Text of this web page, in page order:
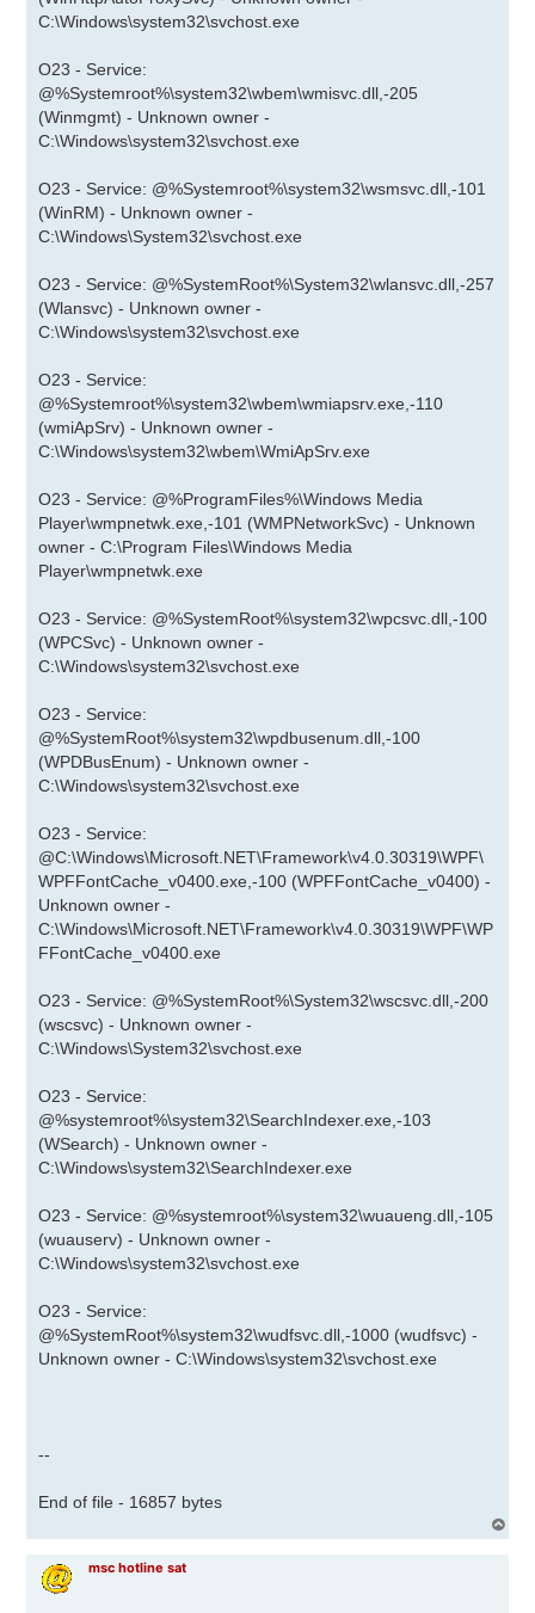
C:\Windows\system32\svchost.exe
O23 - Service:
@%Systemroot%\system32\wbem\wmisvc.dll,-205
(Winmgmt) - Unknown owner -
C:\Windows\system32\svchost.exe
O23 - Service: @%Systemroot%\system32\wsmsvc.dll,-101
(WinRM) - Unknown owner -
C:\Windows\System32\svchost.exe
O23 - Service: @%SystemRoot%\System32\wlansvc.dll,-257
(Wlansvc) - Unknown owner -
C:\Windows\system32\svchost.exe
O23 - Service:
@%Systemroot%\system32\wbem\wmiapsrv.exe,-110
(wmiApSrv) - Unknown owner -
C:\Windows\system32\wbem\WmiApSrv.exe
O23 - Service: @%ProgramFiles%\Windows Media
Player\wmpnetwk.exe,-101 (WMPNetworkSvc) - Unknown
owner - C:\Program Files\Windows Media
Player\wmpnetwk.exe
O23 - Service: @%SystemRoot%\system32\wpcsvc.dll,-100
(WPCSvc) - Unknown owner -
C:\Windows\system32\svchost.exe
O23 - Service:
@%SystemRoot%\system32\wpdbusenum.dll,-100
(WPDBusEnum) - Unknown owner -
C:\Windows\system32\svchost.exe
O23 - Service:
@C:\Windows\Microsoft.NET\Framework\v4.0.30319\WPF\
WPFFontCache_v0400.exe,-100 (WPFFontCache_v0400) -
Unknown owner -
C:\Windows\Microsoft.NET\Framework\v4.0.30319\WPF\WP
FFontCache_v0400.exe
O23 - Service: @%SystemRoot%\System32\wscsvc.dll,-200
(wscsvc) - Unknown owner -
C:\Windows\System32\svchost.exe
O23 - Service:
@%systemroot%\system32\SearchIndexer.exe,-103
(WSearch) - Unknown owner -
C:\Windows\system32\SearchIndexer.exe
O23 - Service: @%systemroot%\system32\wuaueng.dll,-105
(wuauserv) - Unknown owner -
C:\Windows\system32\svchost.exe
O23 - Service:
@%SystemRoot%\system32\wudfsvc.dll,-1000 (wudfsvc) -
Unknown owner - C:\Windows\system32\svchost.exe
--
End of file - 16857 bytes
r
msc hotline sat